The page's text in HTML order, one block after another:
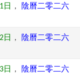
日 ，
陰曆二零二六
日 ，
陰曆二零二六
日 ，
陰曆二零二六